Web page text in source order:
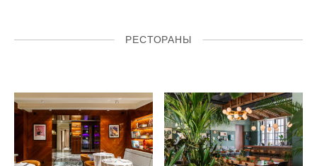
РЕСТОРАНЫ